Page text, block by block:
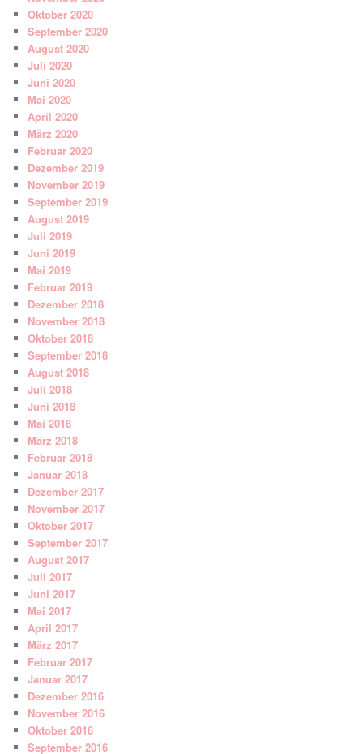
Oktober 2020
September 2020
August 2020
Juli 2020
Juni 2020
Mai 2020
April 2020
März 2020
Februar 2020
Dezember 2019
November 2019
September 2019
August 2019
Juli 2019
Juni 2019
Mai 2019
Februar 2019
Dezember 2018
November 2018
Oktober 2018
September 2018
August 2018
Juli 2018
Juni 2018
Mai 2018
März 2018
Februar 2018
Januar 2018
Dezember 2017
November 2017
Oktober 2017
September 2017
August 2017
Juli 2017
Juni 2017
Mai 2017
April 2017
März 2017
Februar 2017
Januar 2017
Dezember 2016
November 2016
Oktober 2016
September 2016